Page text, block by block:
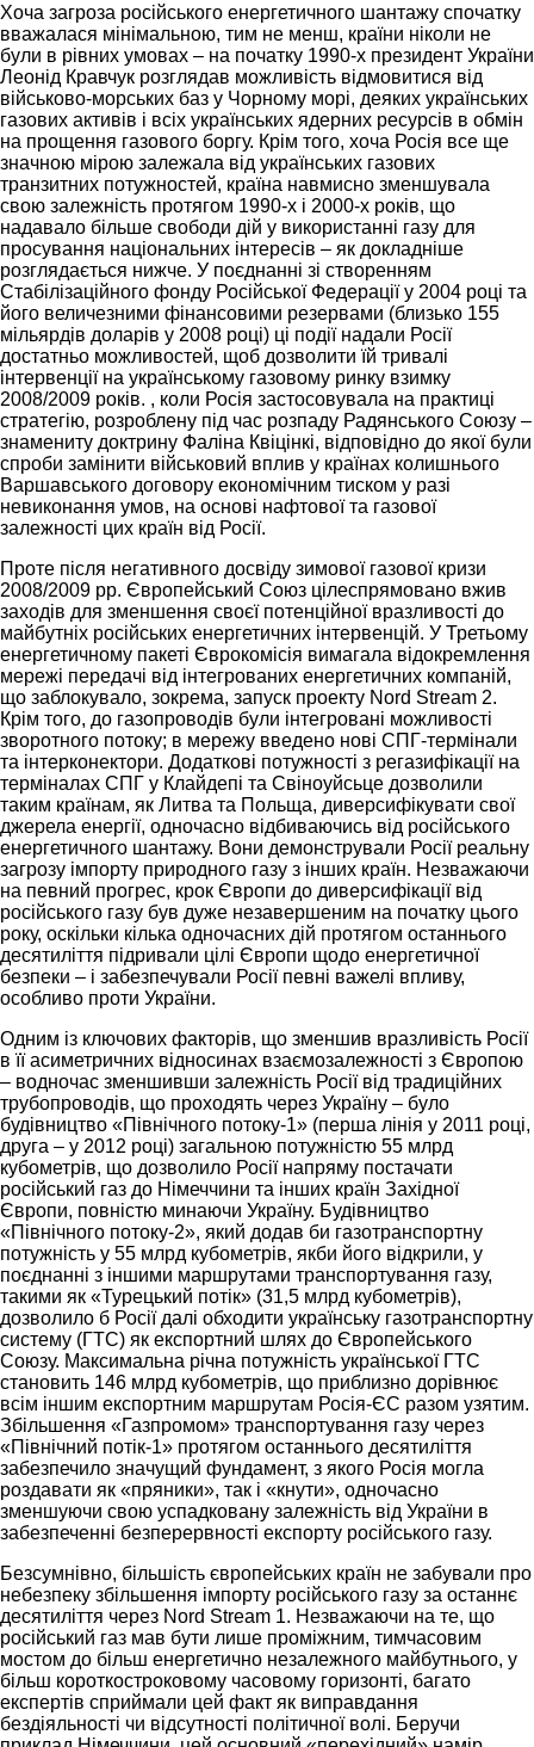
Хоча загроза російського енергетичного шантажу спочатку
вважалася мінімальною, тим не менш, країни ніколи не
були в рівних умовах – на початку 1990-х президент України
Леонід Кравчук розглядав можливість відмовитися від
військово-морських баз у Чорному морі, деяких українських
газових активів і всіх українських ядерних ресурсів в обмін
на прощення газового боргу. Крім того, хоча Росія все ще
значною мірою залежала від українських газових
транзитних потужностей, країна навмисно зменшувала
свою залежність протягом 1990-х і 2000-х років, що
надавало більше свободи дій у використанні газу для
просування національних інтересів – як докладніше
розглядається нижче. У поєднанні зі створенням
Стабілізаційного фонду Російської Федерації у 2004 році та
його величезними фінансовими резервами (близько 155
мільярдів доларів у 2008 році) ці події надали Росії
достатньо можливостей, щоб дозволити їй тривалі
інтервенції на українському газовому ринку взимку
2008/2009 років. , коли Росія застосовувала на практиці
стратегію, розроблену під час розпаду Радянського Союзу –
знамениту доктрину Фаліна Квіцінкі, відповідно до якої були
спроби замінити військовий вплив у країнах колишнього
Варшавського договору економічним тиском у разі
невиконання умов, на основі нафтової та газової
залежності цих країн від Росії.
Проте після негативного досвіду зимової газової кризи
2008/2009 рр. Європейський Союз цілеспрямовано вжив
заходів для зменшення своєї потенційної вразливості до
майбутніх російських енергетичних інтервенцій. У Третьому
енергетичному пакеті Єврокомісія вимагала відокремлення
мережі передачі від інтегрованих енергетичних компаній,
що заблокувало, зокрема, запуск проекту Nord Stream 2.
Крім того, до газопроводів були інтегровані можливості
зворотного потоку; в мережу введено нові СПГ-термінали
та інтерконектори. Додаткові потужності з регазифікації на
терміналах СПГ у Клайдепі та Свіноуйсьце дозволили
таким країнам, як Литва та Польща, диверсифікувати свої
джерела енергії, одночасно відбиваючись від російського
енергетичного шантажу. Вони демонстрували Росії реальну
загрозу імпорту природного газу з інших країн. Незважаючи
на певний прогрес, крок Європи до диверсифікації від
російського газу був дуже незавершеним на початку цього
року, оскільки кілька одночасних дій протягом останнього
десятиліття підривали цілі Європи щодо енергетичної
безпеки – і забезпечували Росії певні важелі впливу,
особливо проти України.
Одним із ключових факторів, що зменшив вразливість Росії
в її асиметричних відносинах взаємозалежності з Європою
– водночас зменшивши залежність Росії від традиційних
трубопроводів, що проходять через Україну – було
будівництво «Північного потоку-1» (перша лінія у 2011 році,
друга – у 2012 році) загальною потужністю 55 млрд
кубометрів, що дозволило Росії напряму постачати
російський газ до Німеччини та інших країн Західної
Європи, повністю минаючи Україну. Будівництво
«Північного потоку-2», який додав би газотранспортну
потужність у 55 млрд кубометрів, якби його відкрили, у
поєднанні з іншими маршрутами транспортування газу,
такими як «Турецький потік» (31,5 млрд кубометрів),
дозволило б Росії далі обходити українську газотранспортну
систему (ГТС) як експортний шлях до Європейського
Союзу. Максимальна річна потужність української ГТС
становить 146 млрд кубометрів, що приблизно дорівнює
всім іншим експортним маршрутам Росія-ЄС разом узятим.
Збільшення «Газпромом» транспортування газу через
«Північний потік-1» протягом останнього десятиліття
забезпечило значущий фундамент, з якого Росія могла
роздавати як «пряники», так і «кнути», одночасно
зменшуючи свою успадковану залежність від України в
забезпеченні безперервності експорту російського газу.
Безсумнівно, більшість європейських країн не забували про
небезпеку збільшення імпорту російського газу за останнє
десятиліття через Nord Stream 1. Незважаючи на те, що
російський газ мав бути лише проміжним, тимчасовим
мостом до більш енергетично незалежного майбутнього, у
більш короткостроковому часовому горизонті, багато
експертів сприймали цей факт як виправдання
бездіяльності чи відсутності політичної волі. Беручи